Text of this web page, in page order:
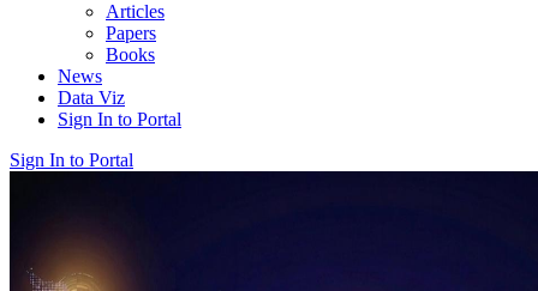
Articles
Papers
Books
News
Data Viz
Sign In to Portal
Sign In to Portal